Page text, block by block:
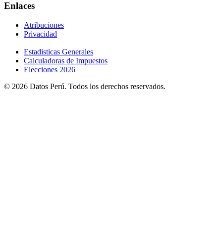
Enlaces
Atribuciones
Privacidad
Estadisticas Generales
Calculadoras de Impuestos
Elecciones 2026
© 2026 Datos Perú. Todos los derechos reservados.